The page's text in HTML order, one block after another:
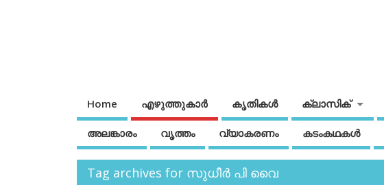
Home എഴുത്തുകാര്‍ കൃതികൾ ക്ലാസിക്
അലങ്കാരം വൃത്തം വ്യാകരണം കടംകഥകള്‍
Tag archives for സുധീർ പി വൈ